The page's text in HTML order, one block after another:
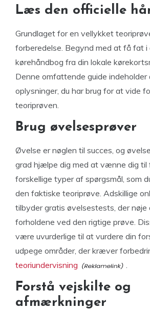
Læs den officielle
Grundlaget for en vellykket
forberedelse. Begynd med at få fat i
kørehåndbog fra din lokale
Denne omfattende guide indeholder
oplysninger, du har brug for at vide
teoriprøven.
Brug øvelsesprøver
Øvelse er nøglen til succes, og
grad hjælpe dig med at vænne dig til
forskellige typer af spørgsmål, som
den faktiske teoriprøve. Adskillige
tilbyder gratis øvelsestests, der nøje
forholdene ved den rigtige prøve.
være uvurderlige til at vurdere din
udpege områder, der kræver
teoriundervisning
.
Forstå vejskilte og
afmærkninger